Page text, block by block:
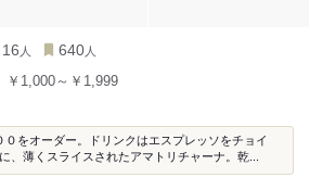
16 人 640 人
￥1,000～￥1,999
０をオーダー。ドリンクはエスプレッソをチョイ
、薄くスライスされたアマトリチャーナ。乾...